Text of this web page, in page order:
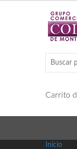
Carrito
Inicio